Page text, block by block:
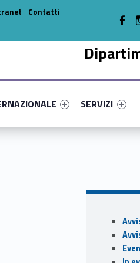
78719-42
#link-menu-primary-
Link identifier
SERVIZI
Contatti